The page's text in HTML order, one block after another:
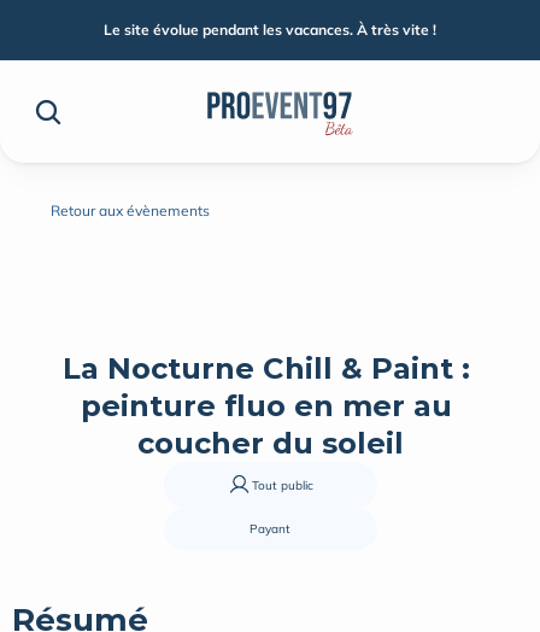
Retour aux évènements
La Nocturne Chill & Paint :
peinture fluo en mer au
coucher du soleil
Tout public
Payant
Résumé
Le site évolue pendant les vacances. À très vite !